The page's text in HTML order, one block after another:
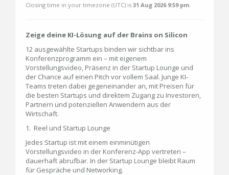
Closing time in your timezone (UTC) is 31 Aug 2026 9:59 pm.
Zeige deine KI-Lösung auf der Brains on Silicon
12 ausgewählte Startups binden wir sichtbar ins
Konferenzprogramm ein – mit eigenem
Vorstellungsvideo, Präsenz in der Startup Lounge und
der Chance auf einen Pitch vor vollem Saal. Junge KI-
Teams treten dabei gegeneinander an, mit Preisen für
die besten Startups und direktem Zugang zu Investoren,
Partnern und potenziellen Anwendern aus der
Wirtschaft.
1. Reel und Startup Lounge
Jedes Startup ist mit einem einminütigen
Vorstellungsvideo in der Konferenz-App vertreten –
dauerhaft abrufbar. In der Startup Lounge bleibt Raum
für Gespräche und Networking.